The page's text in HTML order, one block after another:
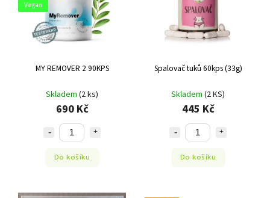
Vegan
MY REMOVER 2 90KPS
Skladem (2 ks)
690 Kč
Do košíku
Spalovač tuků 60kps (33g)
Skladem (2 KS)
445 Kč
Do košíku